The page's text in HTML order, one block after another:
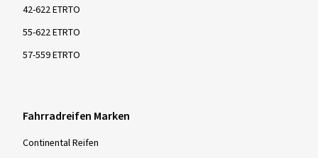
42-622 ETRTO
55-622 ETRTO
57-559 ETRTO
Fahrradreifen Marken
Continental Reifen